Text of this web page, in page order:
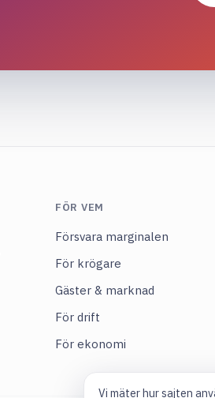
FÖR VEM
Försvara marginalen
För krögare
Gäster & marknad
För drift
För ekonomi
Vi mäter hur sajten